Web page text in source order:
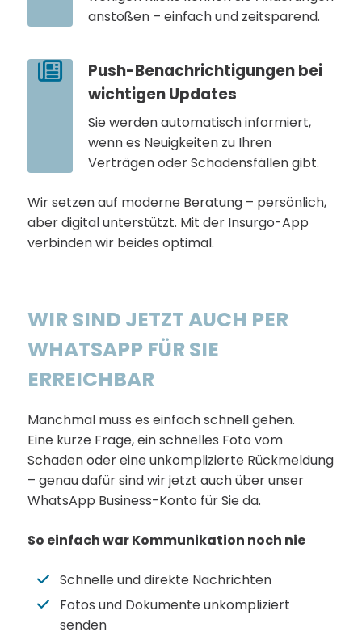
anstoßen – einfach und zeitsparend.
Push-Benachrichtigungen bei
wichtigen Updates
Sie werden automatisch informiert,
wenn es Neuigkeiten zu Ihren
Verträgen oder Schadensfällen gibt.
Wir setzen auf moderne Beratung – persönlich,
aber digital unterstützt. Mit der Insurgo-App
verbinden wir beides optimal.
WIR SIND JETZT AUCH PER
WHATSAPP FÜR SIE
ERREICHBAR
Manchmal muss es einfach schnell gehen.
Eine kurze Frage, ein schnelles Foto vom
Schaden oder eine unkomplizierte Rückmeldung
– genau dafür sind wir jetzt auch über unser
WhatsApp Business-Konto für Sie da.
So einfach war Kommunikation noch nie
Schnelle und direkte Nachrichten
Fotos und Dokumente unkompliziert
senden